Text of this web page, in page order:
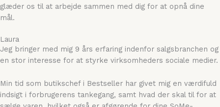
glæder os til at arbejde sammen med dig for at opnå dine
mål.
Laura
Jeg bringer med mig 9 års erfaring indenfor salgsbranchen og
en stor interesse for at styrke virksomheders sociale medier.
Min tid som butikschef i Bestseller har givet mig en værdifuld
indsigt i forbrugerens tankegang, samt hvad der skal til for at